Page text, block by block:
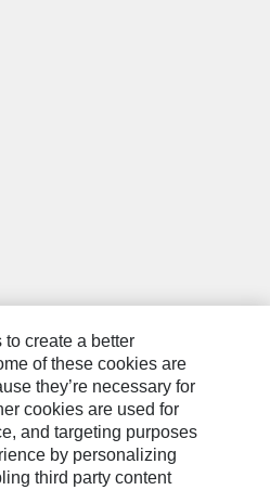
create a better
of these cookies are
they’re necessary for
cookies are used for
and targeting purposes
by personalizing
third party content